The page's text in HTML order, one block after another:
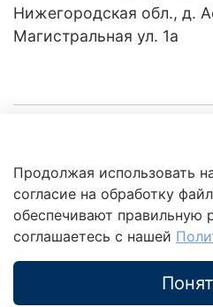
Клиентам
Это интересно
Нижегородская обл., д.
Магистральная ул. 1а
Продолжая использовать
согласие на обработку
обеспечивают правильную
соглашаетесь с нашей